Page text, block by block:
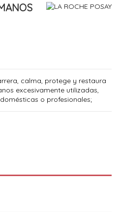
calma, protege y restaura
excesivamente utilizadas,
o profesionales;